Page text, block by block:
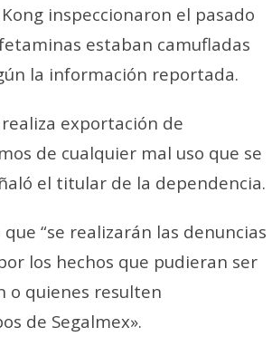
inspeccionaron el pasado
estaban camufladas
la información reportada.
exportación de
de cualquier mal uso que se
el titular de la dependencia.
“se realizarán las denuncias
los hechos que pudieran ser
o quienes resulten
de Segalmex».